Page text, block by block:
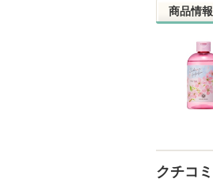
商品情報
クチコミ